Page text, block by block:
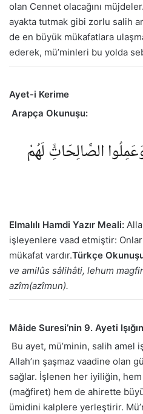
olan Cennet olacağını
ayakta tutmak gibi zorlu salih
de en büyük mükafatlara
ederek, mü’minleri bu yolda
Ayet-i Kerime
Arapça Okunuşu:
الصَّالِحَاتِۙ لَهُمْ
Elmalılı Hamdi Yazır Meali:
işleyenlere vaad etmiştir:
mükafat vardır.Türkçe
ve amilûs sâlihâti, lehum
azîm(azîmun).
Mâide Suresi’nin 9. Ayeti
Bu ayet, mü’minin, salih amel
Allah’ın şaşmaz vaadine olan
sağlar. İşlenen her iyiliğin,
(mağfiret) hem de ahirette
ümidini kalplere yerleştirir.